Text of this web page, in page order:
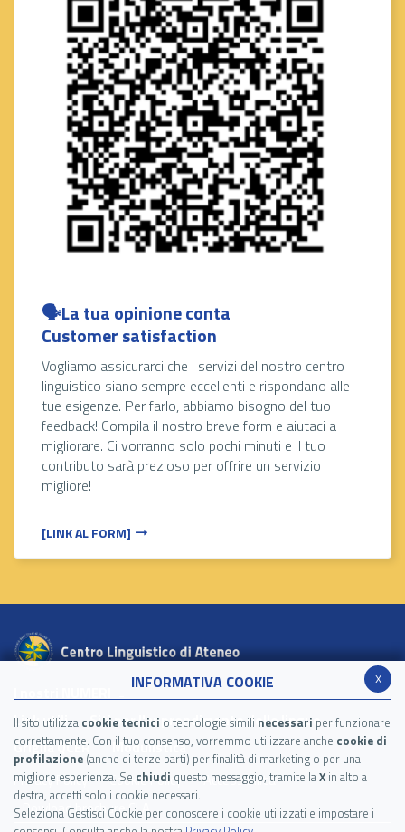
🗣️La tua opinione conta
Customer satisfaction
Vogliamo assicurarci che i servizi del nostro centro
linguistico siano sempre eccellenti e rispondano alle
tue esigenze. Per farlo, abbiamo bisogno del tuo
feedback! Compila il nostro breve form e aiutaci a
migliorare. Ci vorranno solo pochi minuti e il tuo
contributo sarà prezioso per offrire un servizio
migliore!
[LINK AL FORM]
Link utili
Siti per l'apprendimento delle lingue
Griglia QCER
Modulistica
Privacy Policy
Cookie Policy
Accessibilità
Dowload brochure CLA
x
INFORMATIVA COOKIE
Il sito utilizza cookie tecnici o tecnologie simili necessari per funzionare
correttamente. Con il tuo consenso, vorremmo utilizzare anche cookie di
profilazione (anche di terze parti) per finalità di marketing o per una
migliore esperienza. Se chiudi questo messaggio, tramite laX in alto a
destra, accetti solo i cookie necessari.
Seleziona Gestisci Cookie per conoscere i cookie utilizzati e impostare i